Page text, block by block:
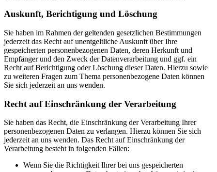
Auskunft, Berichtigung und Löschung
Sie haben im Rahmen der geltenden gesetzlichen Bestimmungen
jederzeit das Recht auf unentgeltliche Auskunft über Ihre
gespeicherten personenbezogenen Daten, deren Herkunft und
Empfänger und den Zweck der Datenverarbeitung und ggf. ein
Recht auf Berichtigung oder Löschung dieser Daten. Hierzu sowie
zu weiteren Fragen zum Thema personenbezogene Daten können
Sie sich jederzeit an uns wenden.
Recht auf Einschränkung der Verarbeitung
Sie haben das Recht, die Einschränkung der Verarbeitung Ihrer
personenbezogenen Daten zu verlangen. Hierzu können Sie sich
jederzeit an uns wenden. Das Recht auf Einschränkung der
Verarbeitung besteht in folgenden Fällen:
Wenn Sie die Richtigkeit Ihrer bei uns gespeicherten